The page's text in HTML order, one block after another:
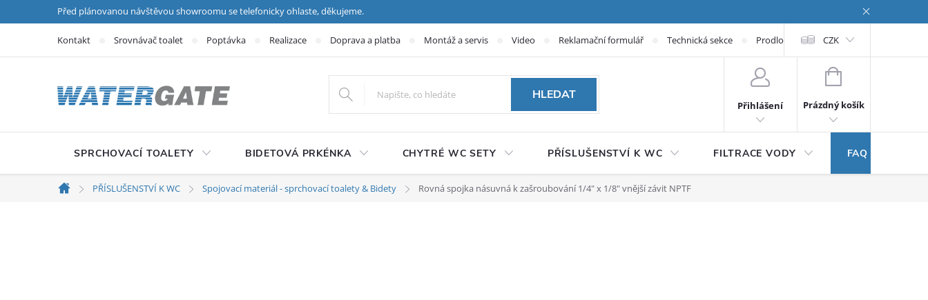
Přejít na obsahPřed plánovanou návštěvou showroomu se telefonicky ohlaste, děkujeme.
Kontakt Srovnávač toalet Poptávka Realizace Doprava a platba Montáž a servis Video Reklamační formulář Technická sekce Prodloužená záruka
CZK
HLEDAT
Přihlášení
NÁKUPNÍ KOŠÍK
Prázdný košík
SPRCHOVACÍ TOALETY BIDETOVÁ PRKÉNKA CHYTRÉ WC SETY PŘÍSLUŠENSTVÍ K WC FILTRACE VODY FAQ
Domů
PŘÍSLUŠENSTVÍ K WC Spojovací materiál - sprchovací toalety & Bidety Rovná spojka násuvná k zašroubování 1/4" x 1/8" vnější závit NPTF